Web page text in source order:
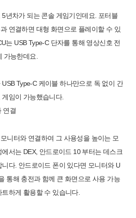
년차가 되는 콘솔 게임기인데요. 포터블
연결하면 대형 화면으로 플레이할 수 있
는 USB Type-C 단자를 통해 영상신호 전
가능한데요.
Type-C 케이블 하나만으로 독 없이 간
임이 가능했습니다.
연결
니터와 연결하여 그 사용성을 높이는 모
서는 DEX, 안드로이드 10 부터는 데스크
다. 안드로이드 폰이 있다면 모니터와 U
통해 충전과 함께 큰 화면으로 사용 가능
하게 활용할 수 있습니다.